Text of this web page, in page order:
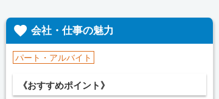
 会社・仕事の魅力
パート・アルバイト
《おすすめポイント》